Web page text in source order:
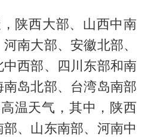
陕西大部、山西中南
南大部、安徽北部、
西部、四川东部和南
岛北部、台湾岛南部
温天气，其中，陕西
、山东南部、河南中